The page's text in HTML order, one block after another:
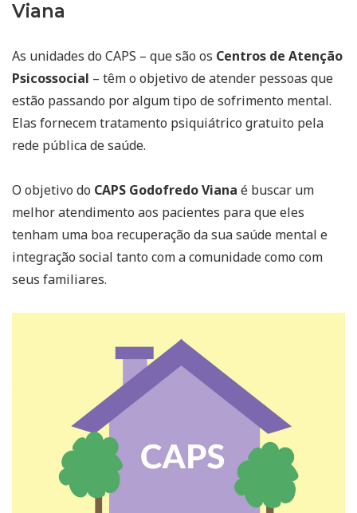
Viana
As unidades do CAPS – que são os Centros de Atenção
Psicossocial – têm o objetivo de atender pessoas que
estão passando por algum tipo de sofrimento mental.
Elas fornecem tratamento psiquiátrico gratuito pela
rede pública de saúde.
O objetivo do CAPS Godofredo Viana é buscar um
melhor atendimento aos pacientes para que eles
tenham uma boa recuperação da sua saúde mental e
integração social tanto com a comunidade como com
seus familiares.